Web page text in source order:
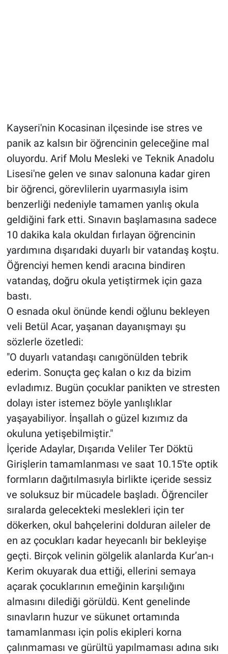
Kayseri'nin Kocasinan ilçesinde ise stres ve
panik az kalsın bir öğrencinin geleceğine mal
oluyordu. Arif Molu Mesleki ve Teknik Anadolu
Lisesi'ne gelen ve sınav salonuna kadar giren
bir öğrenci, görevlilerin uyarmasıyla isim
benzerliği nedeniyle tamamen yanlış okula
geldiğini fark etti. Sınavın başlamasına sadece
10 dakika kala okuldan fırlayan öğrencinin
yardımına dışarıdaki duyarlı bir vatandaş koştu.
Öğrenciyi hemen kendi aracına bindiren
vatandaş, doğru okula yetiştirmek için gaza
bastı.
O esnada okul önünde kendi oğlunu bekleyen
veli Betül Acar, yaşanan dayanışmayı şu
sözlerle özetledi:
"O duyarlı vatandaşı canıgönülden tebrik
ederim. Sonuçta geç kalan o kız da bizim
evladımız. Bugün çocuklar panikten ve stresten
dolayı ister istemez böyle yanlışlıklar
yaşayabiliyor. İnşallah o güzel kızımız da
okuluna yetişebilmiştir."
İçeride Adaylar, Dışarıda Veliler Ter Döktü
Girişlerin tamamlanması ve saat 10.15'te optik
formların dağıtılmasıyla birlikte içeride sessiz
ve soluksuz bir mücadele başladı. Öğrenciler
sıralarda gelecekteki meslekleri için ter
dökerken, okul bahçelerini dolduran aileler de
en az çocukları kadar heyecanlı bir bekleyişe
geçti. Birçok velinin gölgelik alanlarda Kur’an-ı
Kerim okuyarak dua ettiği, ellerini semaya
açarak çocuklarının emeğinin karşılığını
almasını dilediği görüldü. Kent genelinde
sınavların huzur ve sükunet ortamında
tamamlanması için polis ekipleri korna
çalınmaması ve gürültü yapılmaması adına sıkı